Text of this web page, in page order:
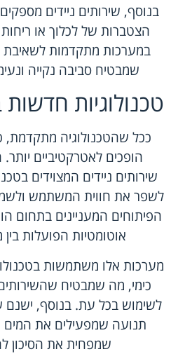
בנוסף, שירותים ניידים מספקים
הצטברות של לכלוך או
במערכות מתקדמות לשאיבת
שמבטיח סביבה נקייה
טכנולוגיות חדשות
ככל שהטכנולוגיה מתקדמת,
הופכים לאטרקטיביים
שירותים ניידים המצוידים
לשפר את חווית המשתמש
הפיתוחים המעניינים בתחום
אוטומטיות הפועלות
כימי, מה שמבטיח
לשימוש בכל עת. בנוסף, ישנם
תנועה שמפעילים את המים
שמפחית את הסיכון